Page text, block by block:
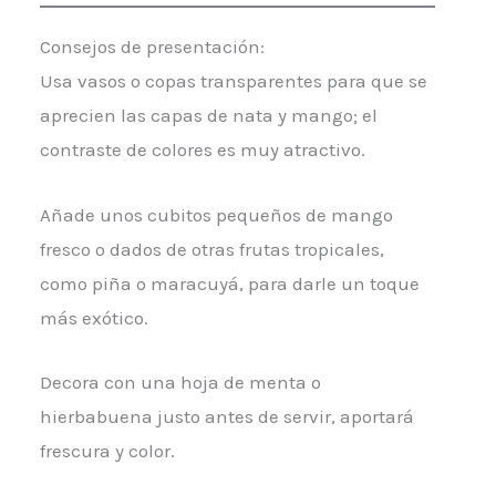
Consejos de presentación:
Usa vasos o copas transparentes para que se
aprecien las capas de nata y mango; el
contraste de colores es muy atractivo.
Añade unos cubitos pequeños de mango
fresco o dados de otras frutas tropicales,
como piña o maracuyá, para darle un toque
más exótico.
Decora con una hoja de menta o
hierbabuena justo antes de servir, aportará
frescura y color.